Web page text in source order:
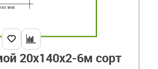
20х140х2-6м сорт